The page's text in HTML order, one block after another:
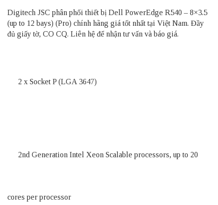
Digitech JSC phân phối thiết bị Dell PowerEdge R540 – 8×3.5
(up to 12 bays) (Pro) chính hãng giá tốt nhất tại Việt Nam. Đầy
đủ giấy tờ, CO CQ. Liên hệ để nhận tư vấn và báo giá.
2 x Socket P (LGA 3647)
2nd Generation Intel Xeon Scalable processors, up to 20
cores per processor